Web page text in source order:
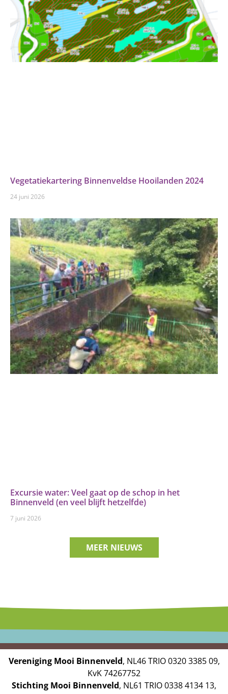
Vegetatiekartering Binnenveldse Hooilanden 2024
24 juni 2026
Excursie water: Veel gaat op de schop in het
Binnenveld (en veel blijft hetzelfde)
7 juni 2026
MEER NIEUWS
Vereniging Mooi Binnenveld, NL46 TRIO 0320 3385 09,
KvK 74267752
Stichting Mooi Binnenveld, NL61 TRIO 0338 4134 13,